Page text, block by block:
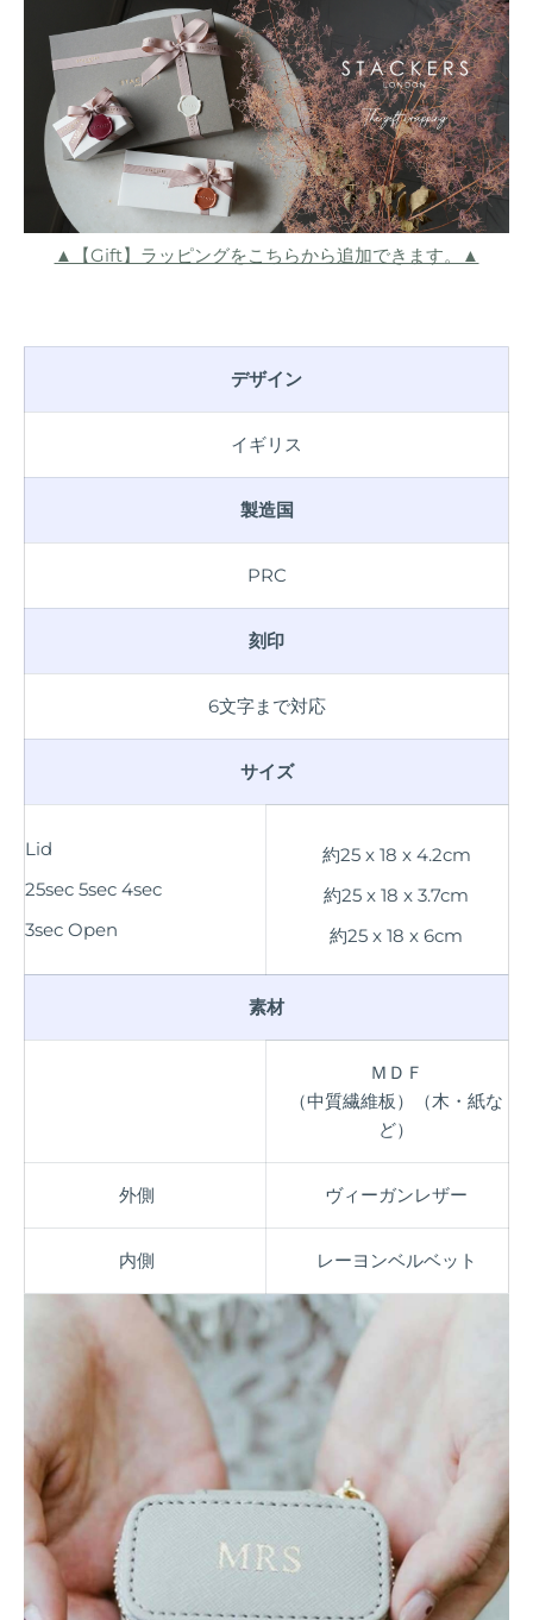
▲【Gift】ラッピングをこちらから追加できます。▲
デザイン
イギリス
製造国
PRC
刻印
6文字まで対応
サイズ
Lid
25sec 5sec 4sec
3sec Open
約25 x 18 x 4.2cm
約25 x 18 x 3.7cm
約25 x 18 x 6cm
素材
ＭＤＦ
（中質繊維板）（木・紙な
ど）
外側 ヴィーガンレザー
内側 レーヨンベルベット